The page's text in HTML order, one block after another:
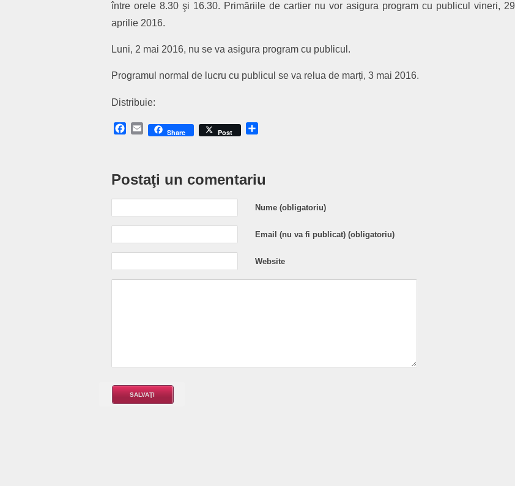
între orele 8.30 şi 16.30. Primăriile de cartier nu vor asigura program cu publicul vineri, 29
aprilie 2016.
Luni, 2 mai 2016, nu se va asigura program cu publicul.
Programul normal de lucru cu publicul se va relua de marți, 3 mai 2016.
Distribuie:
Facebook
EmailShare Post
Postaţi un comentariu
Nume (obligatoriu)
Email (nu va fi publicat) (obligatoriu)
Website